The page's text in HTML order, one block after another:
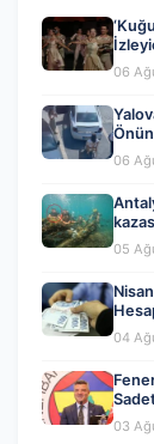
06
06
05
04
03